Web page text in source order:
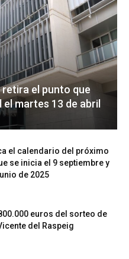
retira el punto que
martes 13 de abril
el calendario del próximo
se inicia el 9 septiembre y
de 2025
euros del sorteo de
del Raspeig